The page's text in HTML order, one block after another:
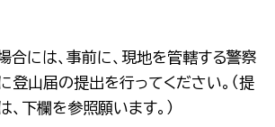
には、事前に、現地を管轄する警察
登山届の提出を行ってください。（提
下欄を参照願います。）